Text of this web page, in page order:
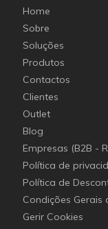
Home
Sobre
Soluções
Produtos
Contactos
Clientes
Outlet
Blog
Empresas (B2B -
Política de
Política de
Condições Gerais
Gerir Cookies